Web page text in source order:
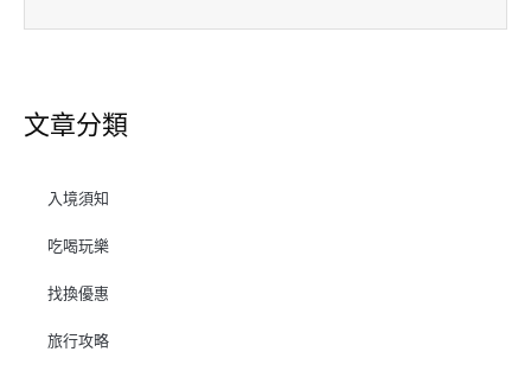
文章分類
入境須知
吃喝玩樂
找換優惠
旅行攻略